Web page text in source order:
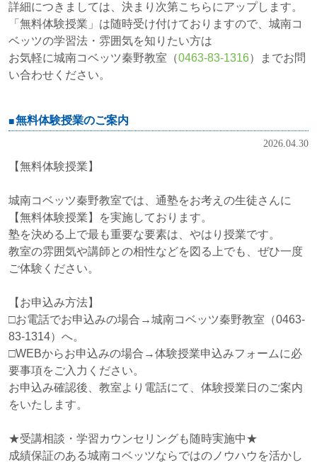
詳細につきましては、決まり次第こちらにアップします。
「無料体験授業」は随時受け付けておりますので、城南コ
ベッツの学習法・雰囲気を知りたい方は
お気軽に城南コベッツ秦野教室（0463-83-1316）までお問
い合わせください。
無料体験授業のご案内
2026.04.30
【無料体験授業】
城南コベッツ秦野教室では、通塾をお考えの生徒さんに
【無料体験授業】を実施しております。
塾を決める上で最も重要な要素は、やはり授業です。
教室の雰囲気や講師との相性などを図る上でも、ぜひ一度
ご体験ください。
【お申込み方法】
□お電話でお申込みの場合→城南コベッツ秦野教室（0463‐
83-1314）へ。
□WEBからお申込みの場合→体験授業申込みフォームに必
要事項をご入力ください。
お申込み確認後、教室より電話にて、体験授業日のご案内
をいたします。
★受講相談・学習カウンセリングも随時実施中★
成績保証のある城南コベッツならではのノウハウを活かし